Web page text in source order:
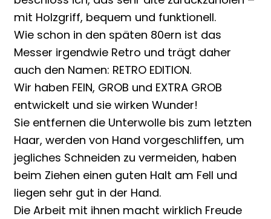
mit Holzgriff, bequem und funktionell.
Wie schon in den späten 80ern ist das
Messer irgendwie Retro und trägt daher
auch den Namen: RETRO EDITION.
Wir haben FEIN, GROB und EXTRA GROB
entwickelt und sie wirken Wunder!
Sie entfernen die Unterwolle bis zum letzten
Haar, werden von Hand vorgeschliffen, um
jegliches Schneiden zu vermeiden, haben
beim Ziehen einen guten Halt am Fell und
liegen sehr gut in der Hand.
Die Arbeit mit ihnen macht wirklich Freude